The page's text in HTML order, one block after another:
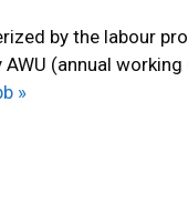
by the labour
(annual
»